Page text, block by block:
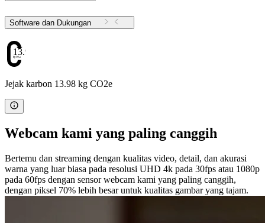
Software dan Dukungan
13.98
Jejak karbon 13.98 kg CO2e
Webcam kami yang paling canggih
Bertemu dan streaming dengan kualitas video, detail, dan akurasi
warna yang luar biasa pada resolusi UHD 4k pada 30fps atau 1080p
pada 60fps dengan sensor webcam kami yang paling canggih,
dengan piksel 70% lebih besar untuk kualitas gambar yang tajam.